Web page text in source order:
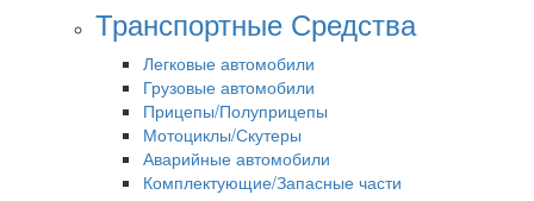
Транспортные Средства
Легковые автомобили
Грузовые автомобили
Прицепы/Полуприцепы
Мотоциклы/Скутеры
Аварийные автомобили
Комплектующие/Запасные части